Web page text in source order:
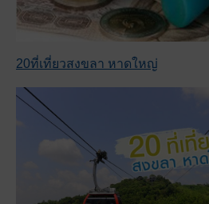
20ที่เที่ยวสงขลา หาดใหญ่